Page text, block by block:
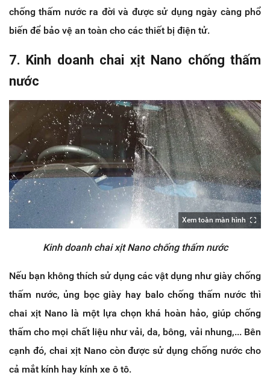
chống thấm nước ra đời và được sử dụng ngày càng phổ
biến để bảo vệ an toàn cho các thiết bị điện tử.
7. Kinh doanh chai xịt Nano chống thấm
nước
Xem toàn màn hình
Kinh doanh chai xịt Nano chống thấm nước
Nếu bạn không thích sử dụng các vật dụng như giày chống
thấm nước, ủng bọc giày hay balo chống thấm nước thì
chai xịt Nano là một lựa chọn khá hoàn hảo, giúp chống
thấm cho mọi chất liệu như vải, da, bông, vải nhung,... Bên
cạnh đó, chai xịt Nano còn được sử dụng chống nước cho
cả mắt kính hay kính xe ô tô.